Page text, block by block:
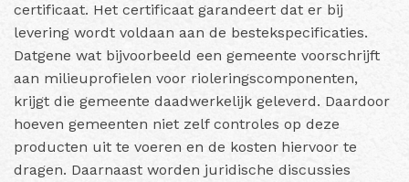
certificaat. Het certificaat garandeert dat er bij
levering wordt voldaan aan de bestekspecificaties.
Datgene wat bijvoorbeeld een gemeente voorschrijft
aan milieuprofielen voor rioleringscomponenten,
krijgt die gemeente daadwerkelijk geleverd. Daardoor
hoeven gemeenten niet zelf controles op deze
producten uit te voeren en de kosten hiervoor te
dragen. Daarnaast worden juridische discussies